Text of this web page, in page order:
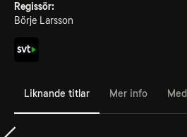
Regissör:
Börje Larsson
Liknande titlar Mer info